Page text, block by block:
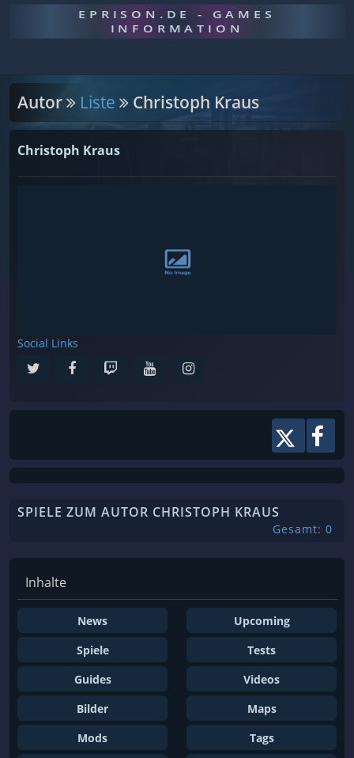
EPRISON.DE - GAMES
INFORMATION
Autor Liste Christoph Kraus
Christoph Kraus
Social Links
SPIELE ZUM AUTOR CHRISTOPH KRAUS
Gesamt: 0
Inhalte
News
Upcoming
Spiele
Tests
Guides
Videos
Bilder
Maps
Mods
Tags